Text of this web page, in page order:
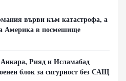
върви към катастрофа, а
Америка в посмешище
Рияд и Исламабад
блок за сигурност без САЩ